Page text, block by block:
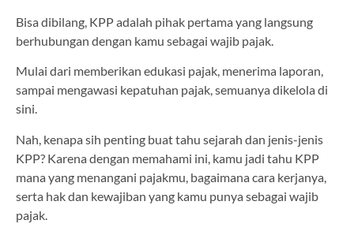
Bisa dibilang, KPP adalah pihak pertama yang langsung
berhubungan dengan kamu sebagai wajib pajak.
Mulai dari memberikan edukasi pajak, menerima laporan,
sampai mengawasi kepatuhan pajak, semuanya dikelola di
sini.
Nah, kenapa sih penting buat tahu sejarah dan jenis-jenis
KPP? Karena dengan memahami ini, kamu jadi tahu KPP
mana yang menangani pajakmu, bagaimana cara kerjanya,
serta hak dan kewajiban yang kamu punya sebagai wajib
pajak.